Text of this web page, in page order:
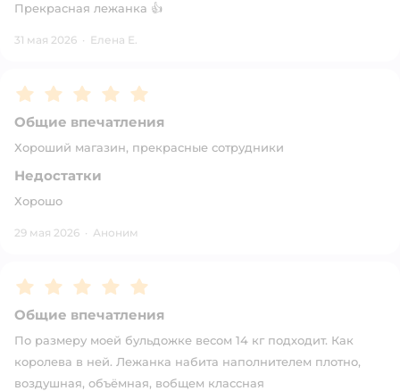
Прекрасная лежанка 👍
31 мая 2026 · Елена Е.
Рейтинг:5
Общие впечатления
Хороший магазин, прекрасные сотрудники
Недостатки
Хорошо
29 мая 2026 · Аноним
Рейтинг:5
Общие впечатления
По размеру моей бульдожке весом 14 кг подходит. Как
королева в ней. Лежанка набита наполнителем плотно,
воздушная, объёмная, вобщем классная